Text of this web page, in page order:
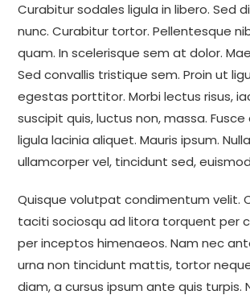
Curabitur sodales ligula in libero. Sed
nunc. Curabitur tortor. Pellentesque
quam. In scelerisque sem at dolor.
Sed convallis tristique sem. Proin ut
egestas porttitor. Morbi lectus risus,
suscipit quis, luctus non, massa.
ligula lacinia aliquet. Mauris ipsum.
ullamcorper vel, tincidunt sed,
Quisque volutpat condimentum velit.
taciti sociosqu ad litora torquent per
per inceptos himenaeos. Nam nec
urna non tincidunt mattis, tortor
diam, a cursus ipsum ante quis turpis.